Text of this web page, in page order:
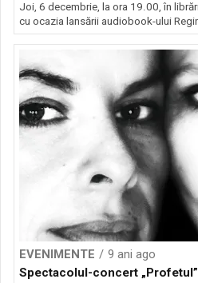
Joi, 6 decembrie, la ora 19.00, în
cu ocazia lansării audiobook-ului
EVENIMENTE
9 ani ago
Spectacolul-concert